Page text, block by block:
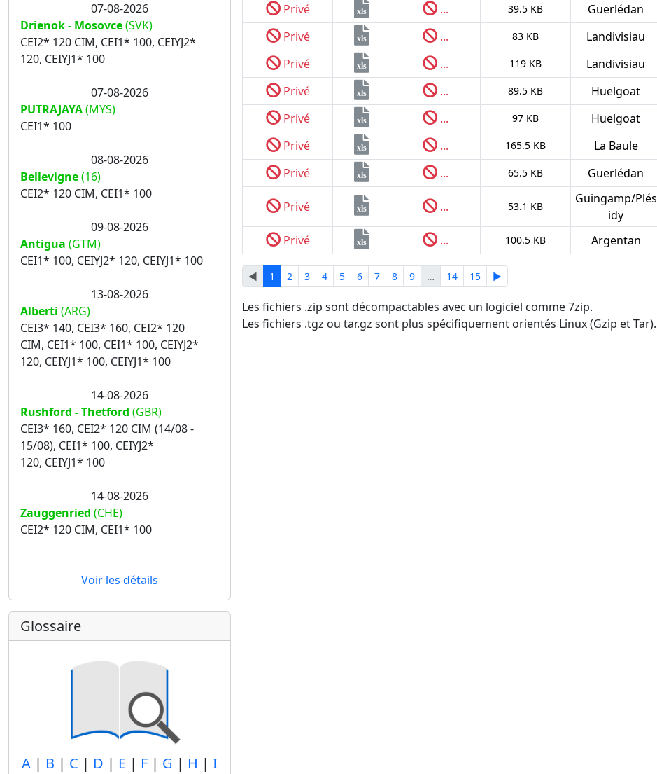
07-08-2026
Drienok - Mosovce(SVK)
CEI2* 120 CIM, CEI1* 100, CEIYJ2*
120, CEIYJ1* 100
07-08-2026
PUTRAJAYA(MYS)
CEI1* 100
08-08-2026
Bellevigne(16)
CEI2* 120 CIM, CEI1* 100
09-08-2026
Antigua (GTM)
CEI1* 100, CEIYJ2* 120, CEIYJ1* 100
13-08-2026
Alberti (ARG)
CEI3* 140, CEI3* 160, CEI2* 120
CIM, CEI1* 100, CEI1* 100, CEIYJ2*
120, CEIYJ1* 100, CEIYJ1* 100
14-08-2026
Rushford - Thetford (GBR)
CEI3* 160, CEI2* 120 CIM (14/08 -
15/08), CEI1* 100, CEIYJ2*
120, CEIYJ1* 100
14-08-2026
Zauggenried (CHE)
CEI2* 120 CIM, CEI1* 100
Voir les détails
Glossaire
A | B | C | D | E | F | G | H | I
Privé xls ... 39.5 KB Guerlédan
Privé xls ... 83 KB Landivisiau
Privé xls ... 119 KB Landivisiau
Privé xls ... 89.5 KB Huelgoat
Privé xls ... 97 KB Huelgoat
Privé xls ... 165.5 KB La Baule
Privé xls ... 65.5 KB Guerlédan
Privé xls ... 53.1 KB
Guingamp/Plés
idy
Privé xls ... 100.5 KB Argentan
◄ 1 2 3 4 5 6 7 8 9 … 14 15 ►
Les fichiers .zip sont décompactables avec un logiciel comme 7zip.
Les fichiers .tgz ou tar.gz sont plus spécifiquement orientés Linux (Gzip et Tar).